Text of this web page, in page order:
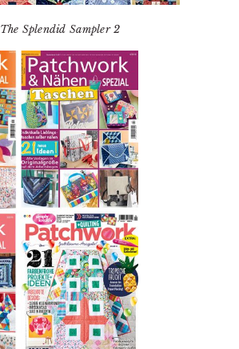
The Splendid Sampler 2